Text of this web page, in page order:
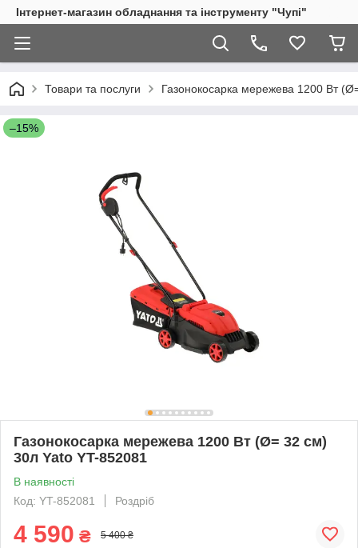
Інтернет-магазин обладнання та інструменту "Чупі"
Товари та послуги Газонокосарка мережева 1200 Вт
–15%
Газонокосарка мережева 1200 Вт (Ø= 32 см)
30л Yato YT-852081
В наявності
Код: YT-852081
Роздріб
4 590 ₴ 5 400 ₴